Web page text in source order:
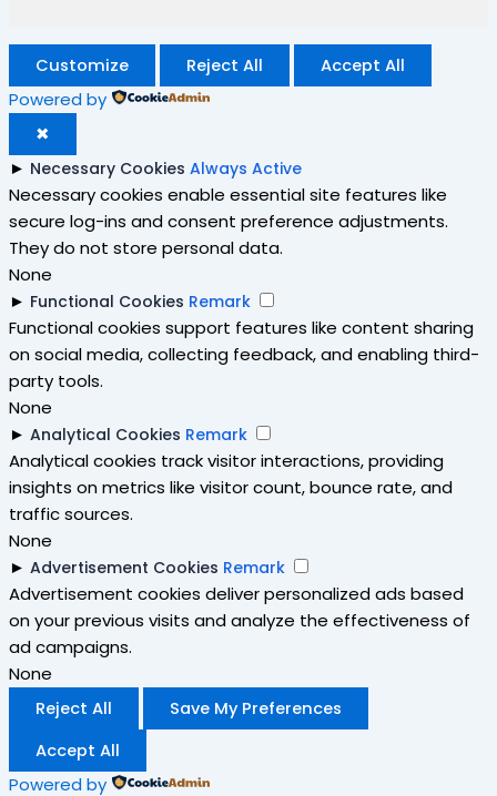
Customize Reject All Accept All
Powered by
✖
► Necessary Cookies Always Active
Necessary cookies enable essential site features like
secure log-ins and consent preference adjustments.
They do not store personal data.
None
► Functional Cookies Remark
Functional cookies support features like content sharing
on social media, collecting feedback, and enabling third-
party tools.
None
► Analytical Cookies Remark
Analytical cookies track visitor interactions, providing
insights on metrics like visitor count, bounce rate, and
traffic sources.
None
► Advertisement Cookies Remark
Advertisement cookies deliver personalized ads based
on your previous visits and analyze the effectiveness of
ad campaigns.
None
Reject All
Save My Preferences
Accept All
Powered by